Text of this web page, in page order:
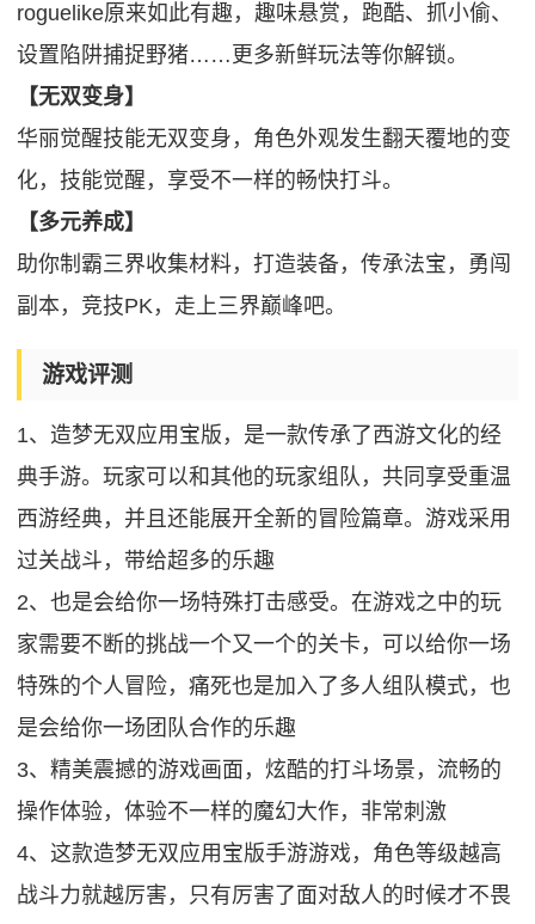
roguelike原来如此有趣，趣味悬赏，跑酷、抓小偷、
设置陷阱捕捉野猪……更多新鲜玩法等你解锁。
【无双变身】
华丽觉醒技能无双变身，角色外观发生翻天覆地的变
化，技能觉醒，享受不一样的畅快打斗。
【多元养成】
助你制霸三界收集材料，打造装备，传承法宝，勇闯
副本，竞技PK，走上三界巅峰吧。
游戏评测
1、造梦无双应用宝版，是一款传承了西游文化的经
典手游。玩家可以和其他的玩家组队，共同享受重温
西游经典，并且还能展开全新的冒险篇章。游戏采用
过关战斗，带给超多的乐趣
2、也是会给你一场特殊打击感受。在游戏之中的玩
家需要不断的挑战一个又一个的关卡，可以给你一场
特殊的个人冒险，痛死也是加入了多人组队模式，也
是会给你一场团队合作的乐趣
3、精美震撼的游戏画面，炫酷的打斗场景，流畅的
操作体验，体验不一样的魔幻大作，非常刺激
4、这款造梦无双应用宝版手游游戏，角色等级越高
战斗力就越厉害，只有厉害了面对敌人的时候才不畏